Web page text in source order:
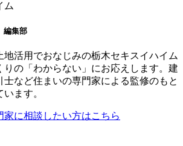
編集部
地活用でおなじみの栃木セキスイハイム
りの「わからない」にお応えします。建
士など住まいの専門家による監修のもと
ます。
家に相談したい方はこちら